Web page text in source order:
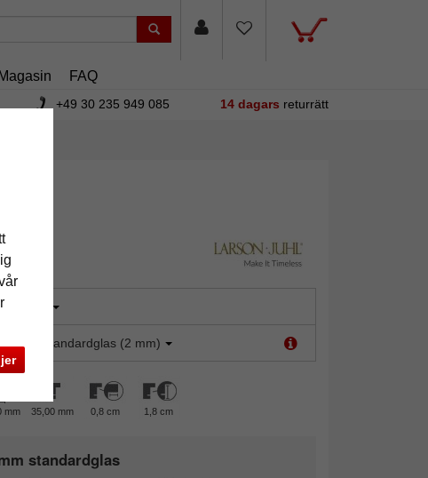
Magasin FAQ
+49 30 235 949 085 14 dagars returrätt
Standardglas (2 mm)
mm 35,00 mm 0,8 cm 1,8 cm
standardglas